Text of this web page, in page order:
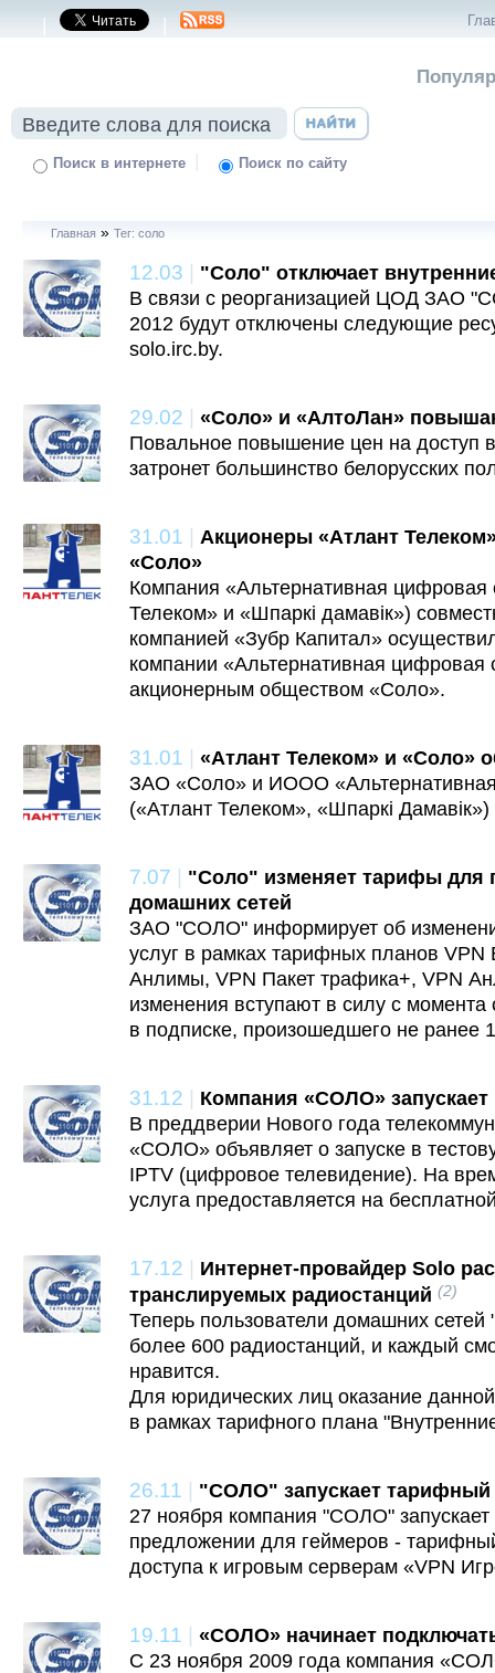
| |
Поиск в интернете | Поиск по сайту
Главная » Тег: соло
12.03 | "Соло" отключает
В связи с реорганизацией ЦОД ЗАО
2012 будут отключены следующие
solo.irc.by.
29.02 | «Соло» и «АлтоЛан»
Повальное повышение цен на доступ
затронет большинство белорусских
31.01 | Акционеры «Атлант
«Соло»
Компания «Альтернативная цифровая
Телеком» и «Шпаркi дамавiк»)
компанией «Зубр Капитал»
компании «Альтернативная цифровая
акционерным обществом «Соло».
31.01 | «Атлант Телеком» и «Соло»
ЗАО «Соло» и ИООО
(«Атлант Телеком», «Шпаркi
7.07 | "Соло" изменяет тарифы для
домашних сетей
ЗАО "СОЛО" информирует об
услуг в рамках тарифных планов
Анлимы, VPN Пакет трафика+, VPN
изменения вступают в силу с момента
в подписке, произошедшего не ранее
31.12 | Компания «СОЛО» запускает
В преддверии Нового года
«СОЛО» объявляет о запуске в
IPTV (цифровое телевидение). На
услуга предоставляется на
17.12 | Интернет-провайдер Solo
транслируемых радиостанций (2)
Теперь пользователи домашних
более 600 радиостанций, и каждый
нравится.
Для юридических лиц оказание
в рамках тарифного плана
26.11 | "СОЛО" запускает тарифный
27 ноября компания "СОЛО" запускает
предложении для геймеров -
доступа к игровым серверам «VPN
19.11 | «СОЛО» начинает
С 23 ноября 2009 года компания